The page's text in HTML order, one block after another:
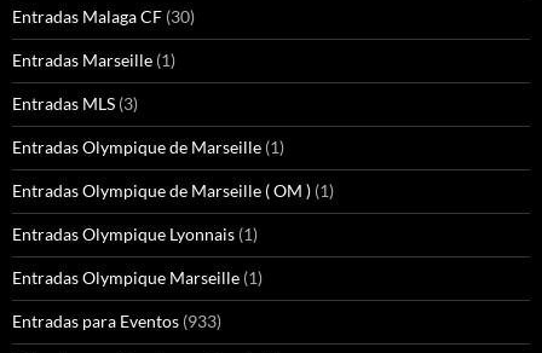
Entradas Malaga CF (30)
Entradas Marseille (1)
Entradas MLS (3)
Entradas Olympique de Marseille (1)
Entradas Olympique de Marseille ( OM ) (1)
Entradas Olympique Lyonnais (1)
Entradas Olympique Marseille (1)
Entradas para Eventos (933)